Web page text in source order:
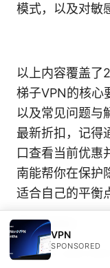
模式，以及对敏
以上内容覆盖了
梯子VPN的核心
以及常见问题与
最新折扣，记得
口查看当前优惠
南能帮你在保护
适合自己的平衡
Sources:
How to use
VPN
SPONSORED